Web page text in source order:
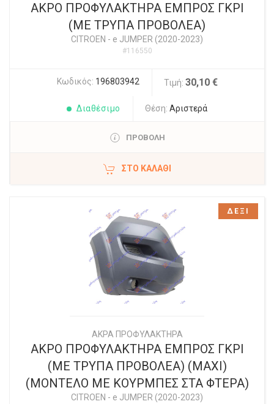
ΑΚΡΟ ΠΡΟΦΥΛΑΚΤΗΡΑ ΕΜΠΡΟΣ ΓΚΡΙ
(ΜΕ ΤΡΥΠΑ ΠΡΟΒΟΛΕΑ)
CITROEN - e JUMPER (2020-2023)
#116550
Κωδικός: 196803942 Τιμή: 30,10 €
Διαθέσιμο Θέση: Αριστερά
ΠΡΟΒΟΛΗ
ΣΤΟ ΚΑΛΆΘΙ
ΑΚΡΑ ΠΡΟΦΥΛΑΚΤΗΡΑ
ΑΚΡΟ ΠΡΟΦΥΛΑΚΤΗΡΑ ΕΜΠΡΟΣ ΓΚΡΙ
(ΜΕ ΤΡΥΠΑ ΠΡΟΒΟΛΕΑ) (MAXI)
(ΜΟΝΤΕΛΟ ΜΕ ΚΟΥΡΜΠΕΣ ΣΤΑ ΦΤΕΡΑ)
CITROEN - e JUMPER (2020-2023)
ΔΕΞΙ